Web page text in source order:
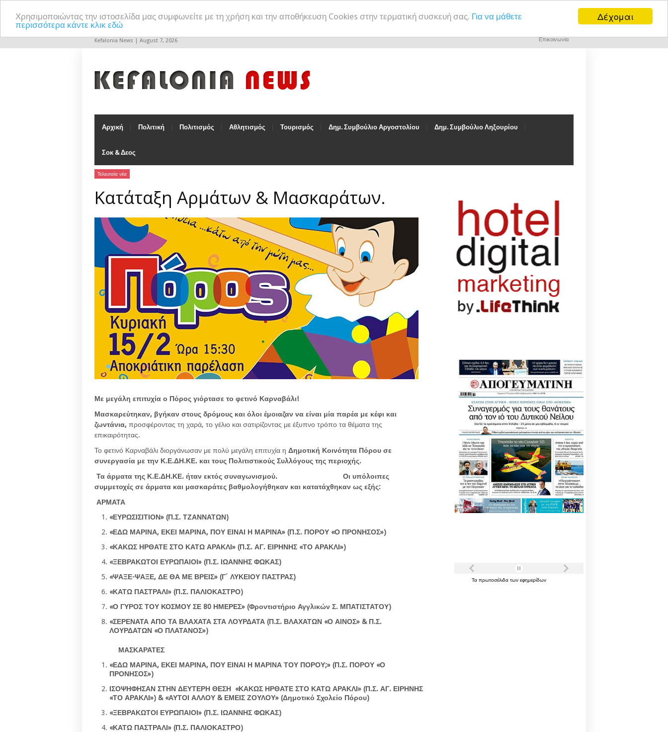
Δέχομαι
Χρησιμοποιώντας την ιστοσελίδα μας συμφωνείτε με τη χρήση και την αποθήκευση Cookies στην τερματική συσκευή σας. Για να μάθετε
περισσότερα κάντε κλικ εδώ
Kefalonia News | August 7, 2026 Επικοινωνία
Αρχική Πολιτική Πολιτισμός Αθλητισμός Τουρισμός Δημ. Συμβούλιο Αργοστολίου Δημ. Συμβούλιο Ληξουρίου
Σοκ & Δεος
Τελευταία νέα
Κατάταξη Αρμάτων & Μασκαράτων.
Με μεγάλη επιτυχία ο Πόρος γιόρτασε το φετινό Καρναβάλι!
Μασκαρεύτηκαν, βγήκαν στους δρόμους και όλοι έμοιαζαν να είναι μία παρέα με κέφι και
ζωντάνια, προσφέροντας τη χαρά, το γέλιο και σατιρίζοντας με έξυπνο τρόπο τα θέματα της
επικαιρότητας.
Το φετινό Καρναβάλι διοργάνωσαν με πολύ μεγάλη επιτυχία η Δημοτική Κοινότητα Πόρου σε
συνεργασία με την Κ.Ε.ΔΗ.ΚΕ. και τους Πολιτιστικούς Συλλόγους της περιοχής.
Τα άρματα της Κ.Ε.ΔΗ.ΚΕ. ήταν εκτός συναγωνισμού. Οι υπόλοιπες
συμμετοχές σε άρματα και μασκαράτες βαθμολογήθηκαν και κατατάχθηκαν ως εξής:
ΑΡΜΑΤΑ
«ΕΥΡΩΣΙΣΙΤΙΟΝ» (Π.Σ. ΤΖΑΝΝΑΤΩΝ)
«ΕΔΩ ΜΑΡΙΝΑ, ΕΚΕΙ ΜΑΡΙΝΑ, ΠΟΥ ΕΙΝΑΙ Η ΜΑΡΙΝΑ» (Π.Σ. ΠΟΡΟΥ «Ο ΠΡΟΝΗΣΟΣ»)
«ΚΑΚΩΣ ΗΡΘΑΤΕ ΣΤΟ ΚΑΤΩ ΑΡΑΚΛΙ» (Π.Σ. ΑΓ. ΕΙΡΗΝΗΣ «ΤΟ ΑΡΑΚΛΙ»)
«ΞΕΒΡΑΚΩΤΟΙ ΕΥΡΩΠΑΙΟΙ» (Π.Σ. ΙΩΑΝΝΗΣ ΦΩΚΑΣ)
«ΨΑΞΕ-ΨΑΞΕ, ΔΕ ΘΑ ΜΕ ΒΡΕΙΣ» (Γ΄ ΛΥΚΕΙΟΥ ΠΑΣΤΡΑΣ)
«ΚΑΤΩ ΠΑΣΤΡΑΛΙ» (Π.Σ. ΠΑΛΙΟΚΑΣΤΡΟ)
«Ο ΓΥΡΟΣ ΤΟΥ ΚΟΣΜΟΥ ΣΕ 80 ΗΜΕΡΕΣ» (Φροντιστήριο Αγγλικών Σ. ΜΠΑΤΙΣΤΑΤΟΥ)
«ΣΕΡΕΝΑΤΑ ΑΠΟ ΤΑ ΒΛΑΧΑΤΑ ΣΤΑ ΛΟΥΡΔΑΤΑ (Π.Σ. ΒΛΑΧΑΤΩΝ «Ο ΑΙΝΟΣ» & Π.Σ.
ΛΟΥΡΔΑΤΩΝ «Ο ΠΛΑΤΑΝΟΣ»)
ΜΑΣΚΑΡΑΤΕΣ
«ΕΔΩ ΜΑΡΙΝΑ, ΕΚΕΙ ΜΑΡΙΝΑ, ΠΟΥ ΕΙΝΑΙ Η ΜΑΡΙΝΑ ΤΟΥ ΠΟΡΟΥ;» (Π.Σ. ΠΟΡΟΥ «Ο
ΠΡΟΝΗΣΟΣ»)
ΙΣΟΨΗΦΗΣΑΝ ΣΤΗΝ ΔΕΥΤΕΡΗ ΘΕΣΗ «ΚΑΚΩΣ ΗΡΘΑΤΕ ΣΤΟ ΚΑΤΩ ΑΡΑΚΛΙ» (Π.Σ. ΑΓ. ΕΙΡΗΝΗΣ
«ΤΟ ΑΡΑΚΛΙ») & «ΑΥΤΟΙ ΑΛΛΟΥ & ΕΜΕΙΣ ΖΟΥΛΟΥ» (Δημοτικό Σχολείο Πόρου)
«ΞΕΒΡΑΚΩΤΟΙ ΕΥΡΩΠΑΙΟΙ» (Π.Σ. ΙΩΑΝΝΗΣ ΦΩΚΑΣ)
«ΚΑΤΩ ΠΑΣΤΡΑΛΙ» (Π.Σ. ΠΑΛΙΟΚΑΣΤΡΟ)
Τα πρωτοσέλιδα των εφημερίδων